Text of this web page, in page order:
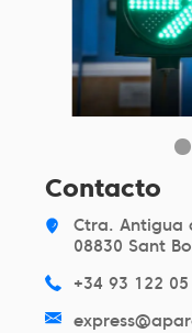
Contacto
Ctra. Antigua
08830 Sant
+34 93 122 05